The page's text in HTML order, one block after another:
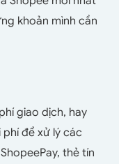
khoản mình cần
giao dịch, hay
để xử lý các
thẻ tín